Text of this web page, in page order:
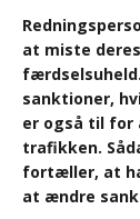
at miste
sanktioner,
er også til for
trafikken.
fortæller, at
at ændre